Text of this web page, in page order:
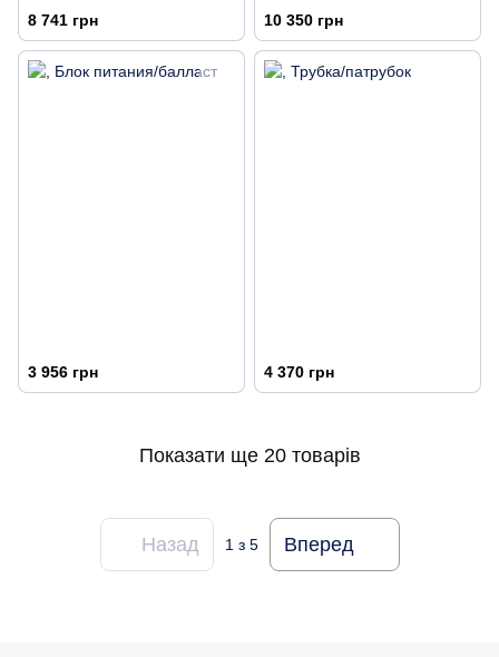
8 741 грн 10 350 грн
3 956 грн 4 370 грн
Показати ще 20 товарів
Назад 1 з 5 Вперед